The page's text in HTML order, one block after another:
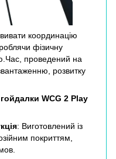
координацію
фізичну
проведений на
розвитку
WCG 2 Play
: Виготовлений із
покриттям,